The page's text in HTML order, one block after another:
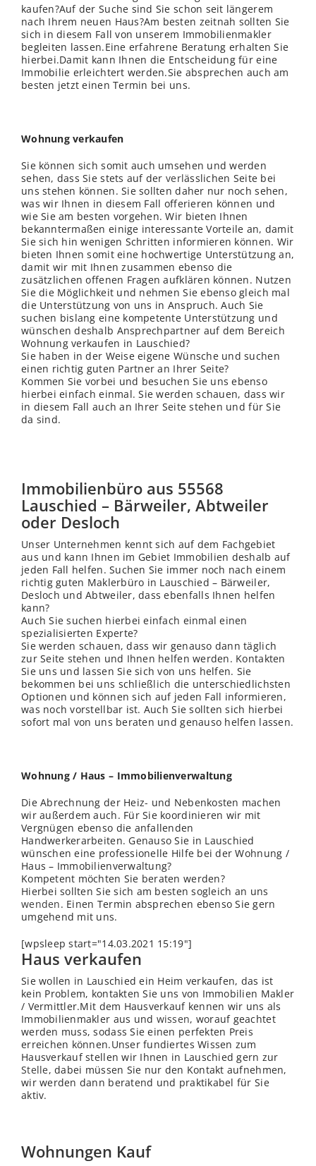
kaufen?Auf der Suche sind Sie schon seit längerem
nach Ihrem neuen Haus?Am besten zeitnah sollten Sie
sich in diesem Fall von unserem Immobilienmakler
begleiten lassen.Eine erfahrene Beratung erhalten Sie
hierbei.Damit kann Ihnen die Entscheidung für eine
Immobilie erleichtert werden.Sie absprechen auch am
besten jetzt einen Termin bei uns.
Wohnung verkaufen
Sie können sich somit auch umsehen und werden
sehen, dass Sie stets auf der verlässlichen Seite bei
uns stehen können. Sie sollten daher nur noch sehen,
was wir Ihnen in diesem Fall offerieren können und
wie Sie am besten vorgehen. Wir bieten Ihnen
bekanntermaßen einige interessante Vorteile an, damit
Sie sich hin wenigen Schritten informieren können. Wir
bieten Ihnen somit eine hochwertige Unterstützung an,
damit wir mit Ihnen zusammen ebenso die
zusätzlichen offenen Fragen aufklären können. Nutzen
Sie die Möglichkeit und nehmen Sie ebenso gleich mal
die Unterstützung von uns in Anspruch. Auch Sie
suchen bislang eine kompetente Unterstützung und
wünschen deshalb Ansprechpartner auf dem Bereich
Wohnung verkaufen in Lauschied?
Sie haben in der Weise eigene Wünsche und suchen
einen richtig guten Partner an Ihrer Seite?
Kommen Sie vorbei und besuchen Sie uns ebenso
hierbei einfach einmal. Sie werden schauen, dass wir
in diesem Fall auch an Ihrer Seite stehen und für Sie
da sind.
Immobilienbüro aus 55568
Lauschied – Bärweiler, Abtweiler
oder Desloch
Unser Unternehmen kennt sich auf dem Fachgebiet
aus und kann Ihnen im Gebiet Immobilien deshalb auf
jeden Fall helfen. Suchen Sie immer noch nach einem
richtig guten Maklerbüro in Lauschied – Bärweiler,
Desloch und Abtweiler, dass ebenfalls Ihnen helfen
kann?
Auch Sie suchen hierbei einfach einmal einen
spezialisierten Experte?
Sie werden schauen, dass wir genauso dann täglich
zur Seite stehen und Ihnen helfen werden. Kontakten
Sie uns und lassen Sie sich von uns helfen. Sie
bekommen bei uns schließlich die unterschiedlichsten
Optionen und können sich auf jeden Fall informieren,
was noch vorstellbar ist. Auch Sie sollten sich hierbei
sofort mal von uns beraten und genauso helfen lassen.
Wohnung / Haus – Immobilienverwaltung
Die Abrechnung der Heiz- und Nebenkosten machen
wir außerdem auch. Für Sie koordinieren wir mit
Vergnügen ebenso die anfallenden
Handwerkerarbeiten. Genauso Sie in Lauschied
wünschen eine professionelle Hilfe bei der Wohnung /
Haus – Immobilienverwaltung?
Kompetent möchten Sie beraten werden?
Hierbei sollten Sie sich am besten sogleich an uns
wenden. Einen Termin absprechen ebenso Sie gern
umgehend mit uns.
[wpsleep start="14.03.2021 15:19"]
Haus verkaufen
Sie wollen in Lauschied ein Heim verkaufen, das ist
kein Problem, kontakten Sie uns von Immobilien Makler
/ Vermittler.Mit dem Hausverkauf kennen wir uns als
Immobilienmakler aus und wissen, worauf geachtet
werden muss, sodass Sie einen perfekten Preis
erreichen können.Unser fundiertes Wissen zum
Hausverkauf stellen wir Ihnen in Lauschied gern zur
Stelle, dabei müssen Sie nur den Kontakt aufnehmen,
wir werden dann beratend und praktikabel für Sie
aktiv.
Wohnungen Kauf